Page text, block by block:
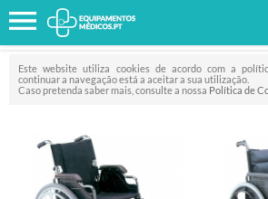
Este website utiliza cookies de acordo com a
continuar a navegação está a aceitar a sua utilização.
Caso pretenda saber mais, consulte a nossa Política de
FILTRO